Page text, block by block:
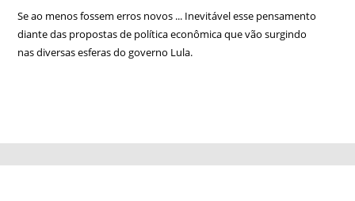
Se ao menos fossem erros novos ... Inevitável esse pensamento
diante das propostas de política econômica que vão surgindo
nas diversas esferas do governo Lula.